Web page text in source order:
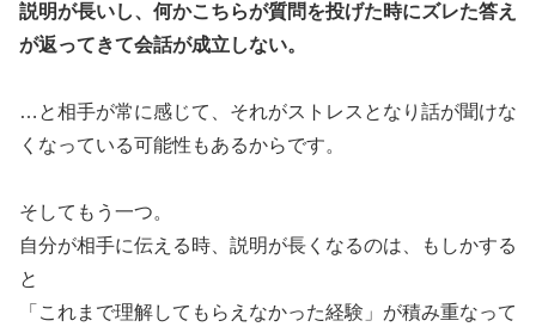
説明が長いし、何かこちらが質問を投げた時にズレた答え
が返ってきて会話が成立しない。
…と相手が常に感じて、それがストレスとなり話が聞けな
くなっている可能性もあるからです。
そしてもう一つ。
自分が相手に伝える時、説明が長くなるのは、もしかする
と
「これまで理解してもらえなかった経験」が積み重なって